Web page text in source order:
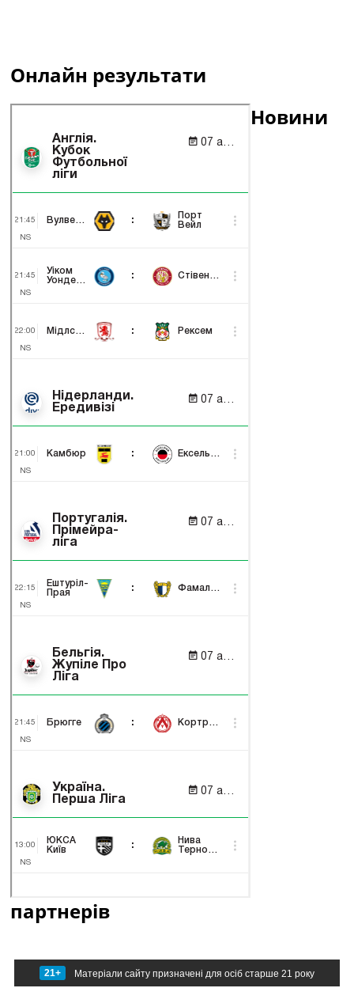
Онлайн результати
Новини
партнерів
21+ Матеріали сайту призначені для осіб старше 21 року